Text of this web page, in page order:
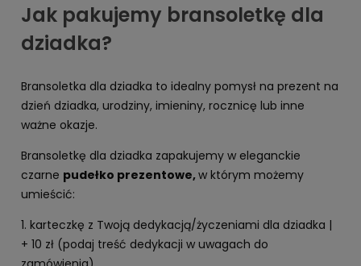
Jak pakujemy bransoletkę dla
dziadka?
Bransoletka dla dziadka to idealny pomysł na prezent na
dzień dziadka, urodziny, imieniny, rocznicę lub inne
ważne okazje.
Bransoletkę dla dziadka zapakujemy w eleganckie
czarne pudełko prezentowe,w którym możemy
umieścić:
1. karteczkę z Twoją dedykacją/życzeniami dla dziadka |
+ 10 zł (podaj treść dedykacji w uwagach do